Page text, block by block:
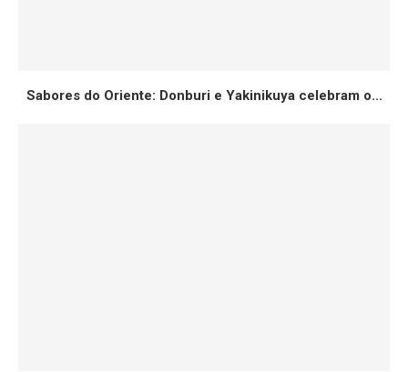
Sabores do Oriente: Donburi e Yakinikuya celebram o...